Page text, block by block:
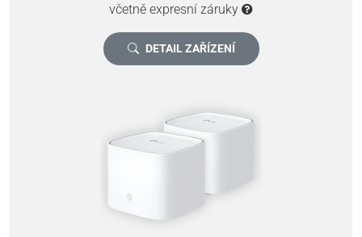
včetně expresní záruky
DETAIL ZAŘÍZENÍ